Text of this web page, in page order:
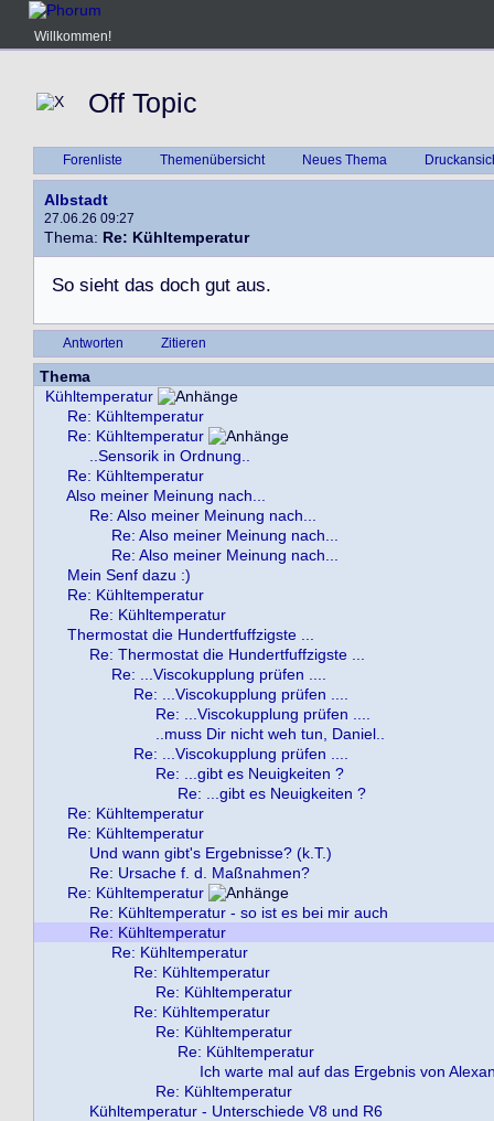
Willkommen!
Off Topic
Forenliste Themenübersicht Neues Thema
Albstadt
27.06.26 09:27
Thema: Re: Kühltemperatur
So sieht das doch gut aus.
Antworten Zitieren
Thema
Kühltemperatur
Re: Kühltemperatur
Re: Kühltemperatur
..Sensorik in Ordnung..
Re: Kühltemperatur
Also meiner Meinung nach...
Re: Also meiner Meinung nach...
Re: Also meiner Meinung nach...
Re: Also meiner Meinung nach...
Mein Senf dazu :)
Re: Kühltemperatur
Re: Kühltemperatur
Thermostat die Hundertfuffzigste ...
Re: Thermostat die Hundertfuffzigste ...
Re: ...Viscokupplung prüfen ....
Re: ...Viscokupplung prüfen ....
Re: ...Viscokupplung prüfen ....
..muss Dir nicht weh tun, Daniel..
Re: ...Viscokupplung prüfen ....
Re: ...gibt es Neuigkeiten ?
Re: ...gibt es Neuigkeiten ?
Re: Kühltemperatur
Re: Kühltemperatur
Und wann gibt's Ergebnisse? (k.T.)
Re: Ursache f. d. Maßnahmen?
Re: Kühltemperatur
Re: Kühltemperatur - so ist es bei mir auch
Re: Kühltemperatur
Re: Kühltemperatur
Re: Kühltemperatur
Re: Kühltemperatur
Re: Kühltemperatur
Re: Kühltemperatur
Re: Kühltemperatur
Ich warte mal auf das Ergebnis von
Re: Kühltemperatur
Kühltemperatur - Unterschiede V8 und R6